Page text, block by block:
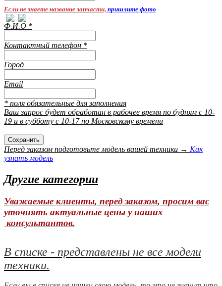
Если не знаете название запчасти, пришлите фото
Ф.И.О *
Контактный телефон *
Город
Email
* поля обязательные для заполнения
Ваш запрос будет обработан в рабочее время по будням с 10-
19 и в субботу с 10-17 по Московскому времени
Перед заказом подготовьте модель вашей техники → Как
узнать модель
Другие категории
Уважаемые клиенты, перед заказом, просим вас
уточнять актуальные цены у наших
консультантов.
В списке - представлены не все модели
техники.